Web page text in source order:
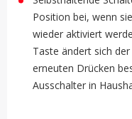
Position bei, wenn
wieder aktiviert
Taste ändert sich
erneuten Drücken
Ausschalter in